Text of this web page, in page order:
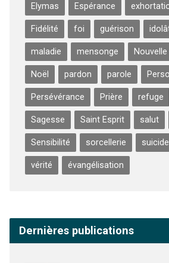
Elymas Espérance
Fidélité foi guérison
maladie mensonge
Noël pardon parole
Persévérance Prière refuge
Sagesse Saint Esprit salut
Sensibilité sorcellerie suicide
vérité évangélisation
Dernières publications